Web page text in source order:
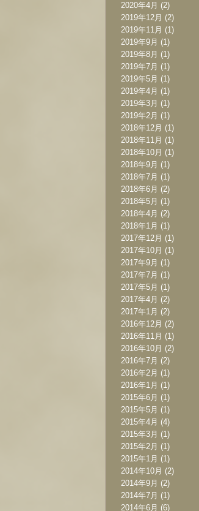
2020年4月 (2)
2019年12月 (2)
2019年11月 (1)
2019年9月 (1)
2019年8月 (1)
2019年7月 (1)
2019年5月 (1)
2019年4月 (1)
2019年3月 (1)
2019年2月 (1)
2018年12月 (1)
2018年11月 (1)
2018年10月 (1)
2018年9月 (1)
2018年7月 (1)
2018年6月 (2)
2018年5月 (1)
2018年4月 (2)
2018年1月 (1)
2017年12月 (1)
2017年10月 (1)
2017年9月 (1)
2017年7月 (1)
2017年5月 (1)
2017年4月 (2)
2017年1月 (2)
2016年12月 (2)
2016年11月 (1)
2016年10月 (2)
2016年7月 (2)
2016年2月 (1)
2016年1月 (1)
2015年6月 (1)
2015年5月 (1)
2015年4月 (4)
2015年3月 (1)
2015年2月 (1)
2015年1月 (1)
2014年10月 (2)
2014年9月 (2)
2014年7月 (1)
2014年6月 (6)